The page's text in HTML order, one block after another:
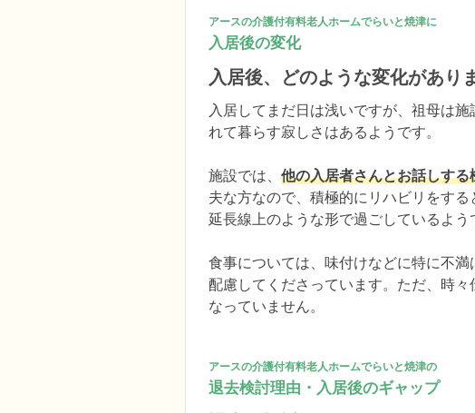
アースの介護付有料老人ホームでらいと焼津に
入居後の変化
入居後、どのような変化があり
入居してまだ日は浅いですが、祖母は
れて暮らす寂しさはあるようです。
施設では、 他の入居者さんとお話しする
夫な方なので、積極的にリハビリをする
延長線上のような形で過ごしているよう
食事については、味付けなどに特に不
配慮してくださっています。ただ、時
なっていません。
アースの介護付有料老人ホームでらいと焼津の
退去検討理由・入居後のギャップ